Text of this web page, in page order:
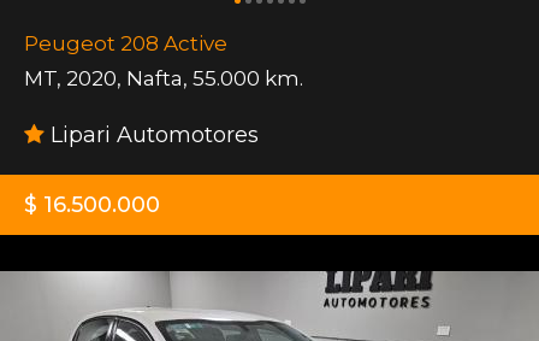
Peugeot 208 Active
MT, 2020, Nafta, 55.000 km.
Lipari Automotores
$ 16.500.000